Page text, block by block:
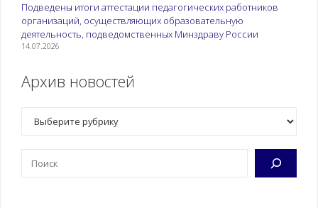
Подведены итоги аттестации педагогических работников
организаций, осуществляющих образовательную
деятельность, подведомственных Минздраву России
14.07.2026
Архив новостей